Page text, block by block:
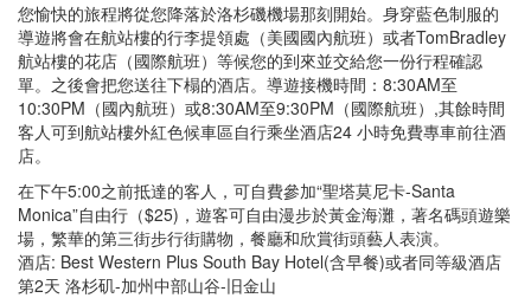
您愉快的旅程將從您降落於洛杉磯機場那刻開始。身穿藍色制服的
導遊將會在航站樓的行李提領處（美國國內航班）或者TomBradley
航站樓的花店（國際航班）等候您的到來並交給您一份行程確認
單。之後會把您送往下榻的酒店。導遊接機時間：8:30AM至
10:30PM（國內航班）或8:30AM至9:30PM（國際航班）,其餘時間
客人可到航站樓外紅色候車區自行乘坐酒店24 小時免費專車前往酒
店。
在下午5:00之前抵達的客人，可自費參加“聖塔莫尼卡-Santa
Monica”自由行（$25)，遊客可自由漫步於黃金海灘，著名碼頭遊樂
場，繁華的第三街步行街購物，餐廳和欣賞街頭藝人表演。
酒店: Best Western Plus South Bay Hotel(含早餐)或者同等級酒店
第2天 洛杉矶-加州中部山谷-旧金山